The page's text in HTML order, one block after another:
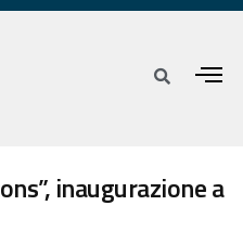
inaugurazione a